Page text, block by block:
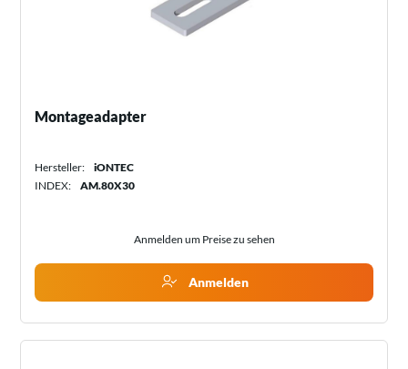
Montageadapter
Hersteller:
iONTEC
INDEX:
AM.80X30
Anmelden um Preise zu sehen
Anmelden